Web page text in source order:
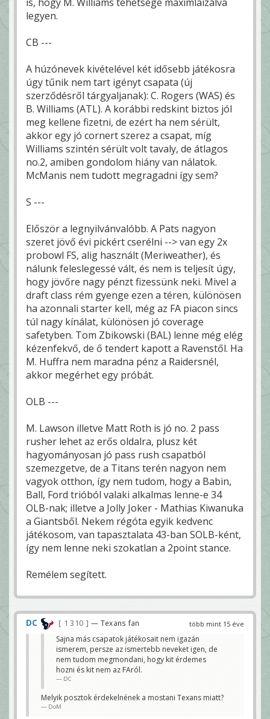
legyen.
CB ---
A húzónevek kivételével két idősebb játékosra
úgy tűnik nem tart igényt csapata (új
szerződésről tárgyaljanak): C. Rogers (WAS) és
B. Williams (ATL). A korábbi redskint biztos jól
meg kellene fizetni, de ezért ha nem sérült,
akkor egy jó cornert szerez a csapat, míg
Williams szintén sérült volt tavaly, de átlagos
no.2, amiben gondolom hiány van nálatok.
McManis nem tudott megragadni így sem?
S ---
Először a legnyilvánvalóbb. A Pats nagyon
szeret jövő évi pickért cserélni --> van egy 2x
probowl FS, alig használt (Meriweather), és
nálunk feleslegessé vált, és nem is teljesít úgy,
hogy jövőre nagy pénzt fizessünk neki. Mivel a
draft class rém gyenge ezen a téren, különösen
ha azonnali starter kell, még az FA piacon sincs
túl nagy kínálat, különösen jó coverage
safetyben. Tom Zbikowski (BAL) lenne még elég
kézenfekvő, de ő tendert kapott a Ravenstől. Ha
M. Huffra nem maradna pénz a Raidersnél,
akkor megérhet egy próbát.
OLB ---
M. Lawson illetve Matt Roth is jó no. 2 pass
rusher lehet az erős oldalra, plusz két
hagyományosan jó pass rush csapatból
szemezgetve, de a Titans terén nagyon nem
vagyok otthon, így nem tudom, hogy a Babin,
Ball, Ford trióból valaki alkalmas lenne-e 34
OLB-nak; illetve a Jolly Joker - Mathias Kiwanuka
a Giantsből. Nekem régóta egyik kedvenc
játékosom, van tapasztalata 43-ban SOLB-ként,
így nem lenne neki szokatlan a 2point stance.
Remélem segített.
több mint 15 éve
DC 1 310 — Texans fan
Sajna más csapatok játékosait nem igazán
ismerem, persze az ismertebb neveket igen, de
nem tudom megmondani, hogy kit érdemes
hozni és kit nem az FAról.
DC
Melyik posztok érdekelnének a mostani Texans miatt?
DoM